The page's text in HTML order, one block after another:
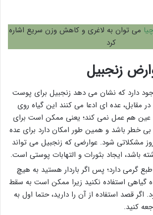
می توان به لاغری و کاهش وزن سریع اشاره
کرد
دارد که نشان می دهد زنجبیل برای پوست
مقابل، عده ای ادعا می کنند این گیاه روی
هم عمل نمی کند؛ یعنی ممکن است برای
خطر باشد و همین طور امکان دارد برای عده
مشکلاتی شود. عوارضی که زنجبیل می تواند
باشد، ایجاد بثورات و التهابات پوستی است.
طبع گرمی دارد؛ پس اگر باردار هستید به هیچ
گیاهی استفاده نکنید زیرا ممکن است به سقط
قصد استفاده از آن را دارید، حتما اول به
کنید.